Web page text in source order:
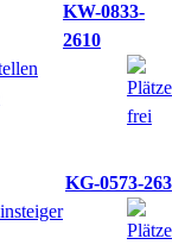
KW-0833-
2610
KG-0573-263